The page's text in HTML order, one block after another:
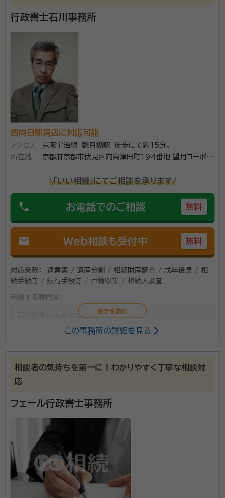
事務所口コミ（抜粋）：
account_circle 満足度 3.0
ご利用時期：2025/5
面談の感想
自宅まで来ていただき、無料相談をしました。他に宛もなかったのでその
場で契約しました。
契約後の感想
こちらからの問い合わせには一応回答はしていただきましたが、あまり
解りやすいものとは言えませんでした。また、見積もり時の金額と、請求額
に大幅な違いがあり、納得できるものではありませんでした。
京都市西京区で行政書士をしている齊藤武時（さいと
う たけはる）です。 相続に関する相談を年間100件以
するご相談や公正証書遺言の作成など、真心を込めて
丁寧に対応させていただきます。 京都市西京区を中心
に京都市内や近隣の市町村、大阪府や滋賀県の方も ま
資格等：
行政書士石川事務所
西向日駅周辺に対応可能
アクセス
京阪宇治線 観月橋駅 徒歩にて約15分。
所在地
京都府京都市伏見区向島津田町１９４番地 望月コーポ２
\「いい相続」にてご相談を承ります/
phone お電話でのご相談 無料
mail Web相談も受付中 無料
対応業務：
遺言書 / 遺産分割 / 相続財産調査 / 成年後見 / 相
続手続き / 銀行手続き / 戸籍収集 / 相続人調査
所属する専門家：
石川正哉（いしかわまさや） 行政書士
意向を聞かせてください、それから面談によりすすめま
しょう。 報酬の目安はありますが、個別具体的に考慮し
て決定いたします。
資格等： 行政書士
この事務所の詳細を見る
相談者の気持ちを第一に！わかりやすく丁寧な相談対
応
フェール行政書士事務所